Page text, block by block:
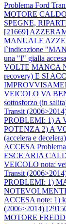
Problema Ford
MOTORE
SPEGNE,
[21669]
MANUALE
l`indicazione
una "I" gialla accesa
VOLTE MANCA
recovery) E SI
VEICOLO VA
sottosforzo (in
Transit
PROBLEMI: 1) A
POTENZA 2) A
(accelera e
ACCESA
ESCE ARIA
VEICOLO nota:
Transit
PROBLEMI: 1)
ACCESA note: 1)
(2006>2014)
MOTORE